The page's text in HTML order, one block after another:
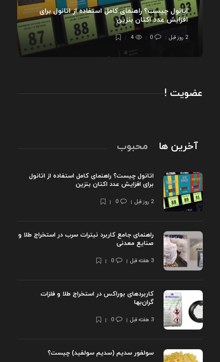
اتانول چیست؟ راهنمای کامل استفاده از اتانول برای
افزایش عدد اکتان بنزین
2 روز قبل 0
4
عضویت !
آخرین ها محبوب
اتانول چیست؟ راهنمای کامل استفاده از اتانول
برای افزایش عدد اکتان بنزین
2 روز قبل 0
راهنمای جامع کاربرد نیترات سرب در استخراج طلا و
صنایع معدنی
3 هفته قبل 0
کاربردهای بوراکس در استخراج طلا و فلزات
گران‌بها
3 هفته قبل 0
سولفور سدیم (سدیم سولفید) چیست؟